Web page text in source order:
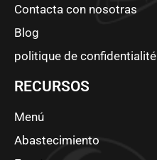
Contacta con nosotras
Blog
politique de confidentialité
RECURSOS
Menú
Abastecimiento